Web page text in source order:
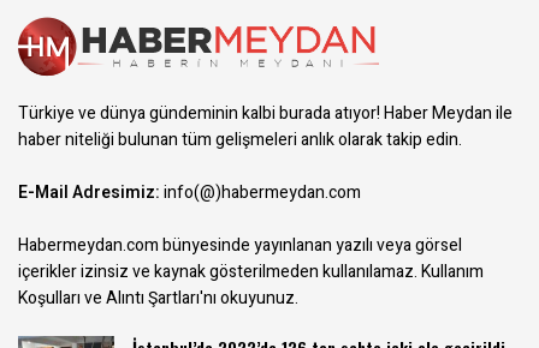
Türkiye ve dünya gündeminin kalbi burada atıyor! Haber Meydan ile
haber niteliği bulunan tüm gelişmeleri anlık olarak takip edin.
E-Mail Adresimiz:info(@)habermeydan.com
Habermeydan.com bünyesinde yayınlanan yazılı veya görsel
içerikler izinsiz ve kaynak gösterilmeden kullanılamaz.Kullanım
Koşulları ve Alıntı Şartları'nı okuyunuz.